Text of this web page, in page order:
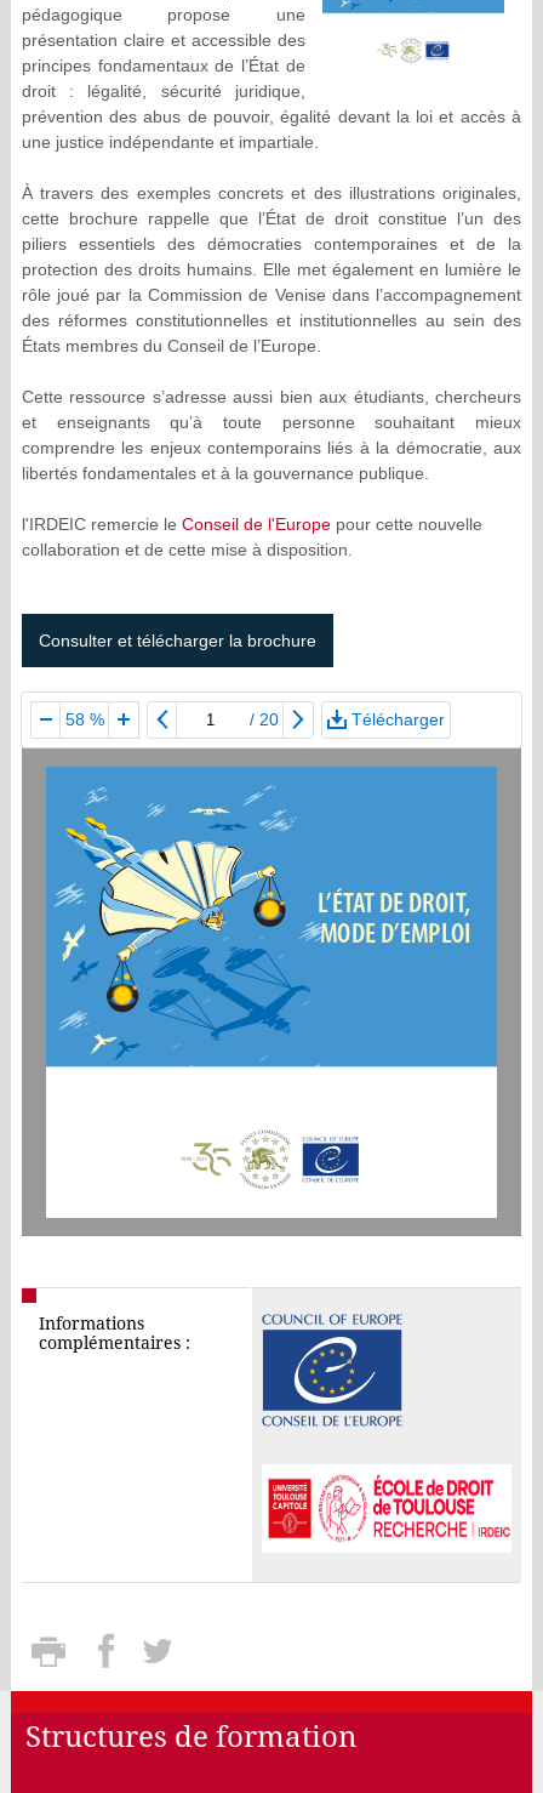
pédagogique propose une
présentation claire et accessible des
principes fondamentaux de l’État de
droit : légalité, sécurité juridique,
prévention des abus de pouvoir, égalité devant la loi et accès à
une justice indépendante et impartiale.
À travers des exemples concrets et des illustrations originales,
cette brochure rappelle que l’État de droit constitue l’un des
piliers essentiels des démocraties contemporaines et de la
protection des droits humains. Elle met également en lumière le
rôle joué par la Commission de Venise dans l’accompagnement
des réformes constitutionnelles et institutionnelles au sein des
États membres du Conseil de l’Europe.
Cette ressource s’adresse aussi bien aux étudiants, chercheurs
et enseignants qu’à toute personne souhaitant mieux
comprendre les enjeux contemporains liés à la démocratie, aux
libertés fondamentales et à la gouvernance publique.
l'IRDEIC remercie le Conseil de l'Europe pour cette nouvelle
collaboration et de cette mise à disposition.
Consulter et télécharger la brochure
58 % / 20 Télécharger
L’ÉTAT DE DROIT,
MODE D’EMPLOI
Informations
complémentaires :
Structures de formation